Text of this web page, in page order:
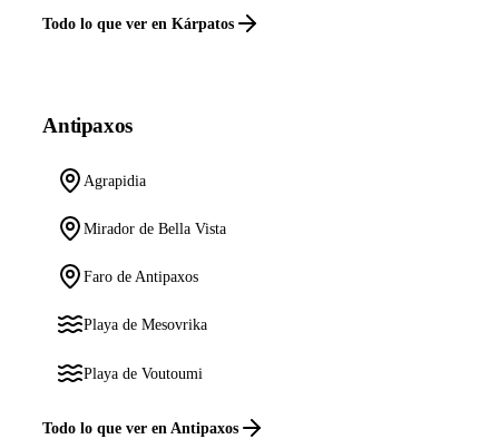
Todo lo que ver en Kárpatos
Antipaxos
Agrapidia
Mirador de Bella Vista
Faro de Antipaxos
Playa de Mesovrika
Playa de Voutoumi
Todo lo que ver en Antipaxos